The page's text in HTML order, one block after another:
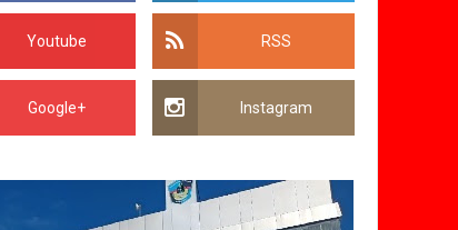
Youtube RSS
Google+ Instagram